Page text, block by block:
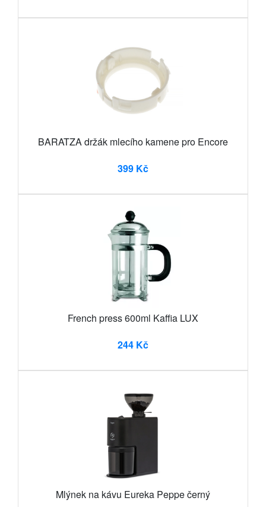
BARATZA držák mlecího kamene pro Encore
399 Kč
French press 600ml Kaffia LUX
244 Kč
Mlýnek na kávu Eureka Peppe černý